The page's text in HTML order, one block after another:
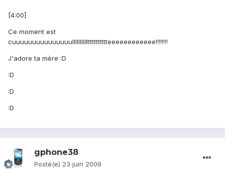
[4:00]
Ce moment est
cuuuuuuuuuuuuuuulllllllllltttttttttteeeeeeeeeeee!!!!!!!!
J'adore ta mère :D
:D
:D
:D
gphone38
Posté(e) 23 juin 2009